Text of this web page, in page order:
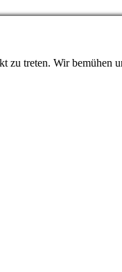
zu treten. Wir bemühen